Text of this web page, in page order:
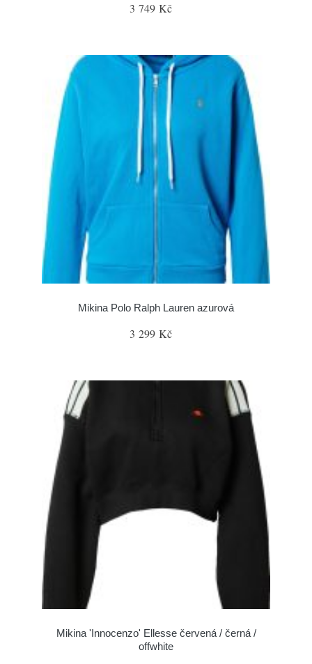
3 749 Kč
Mikina Polo Ralph Lauren azurová
3 299 Kč
Mikina 'Innocenzo' Ellesse červená / černá /
offwhite